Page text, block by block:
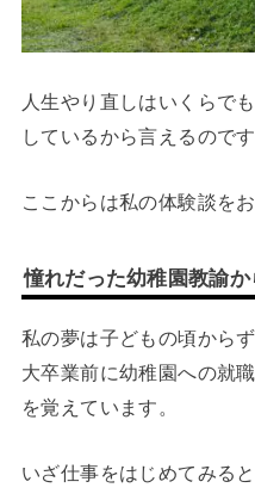
人生やり直しはいくらで
しているから言えるのです
ここからは私の体験談を
憧れだった幼稚園教諭
私の夢は子どもの頃から
大卒業前に幼稚園への就
を覚えています。
いざ仕事をはじめてみる